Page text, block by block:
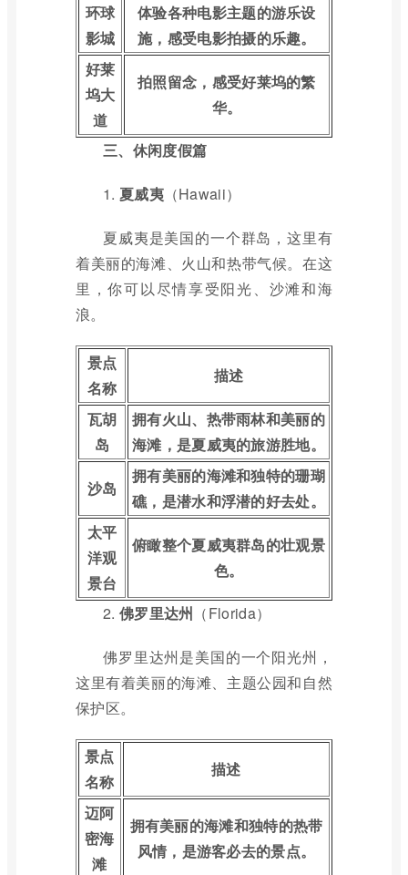
环球
影城
体验各种电影主题的游乐设
施，感受电影拍摄的乐趣。
好莱
坞大
道
拍照留念，感受好莱坞的繁
华。
三、休闲度假篇
1. 夏威夷（Hawaii）
夏威夷是美国的一个群岛，这里有
着美丽的海滩、火山和热带气候。在这
里，你可以尽情享受阳光、沙滩和海
浪。
景点
名称
描述
瓦胡
岛
拥有火山、热带雨林和美丽的
海滩，是夏威夷的旅游胜地。
沙岛
拥有美丽的海滩和独特的珊瑚
礁，是潜水和浮潜的好去处。
太平
洋观
景台
俯瞰整个夏威夷群岛的壮观景
色。
2. 佛罗里达州 （Florida）
佛罗里达州是美国的一个阳光州，
这里有着美丽的海滩、主题公园和自然
保护区。
景点
名称
描述
迈阿
密海
滩
拥有美丽的海滩和独特的热带
风情，是游客必去的景点。